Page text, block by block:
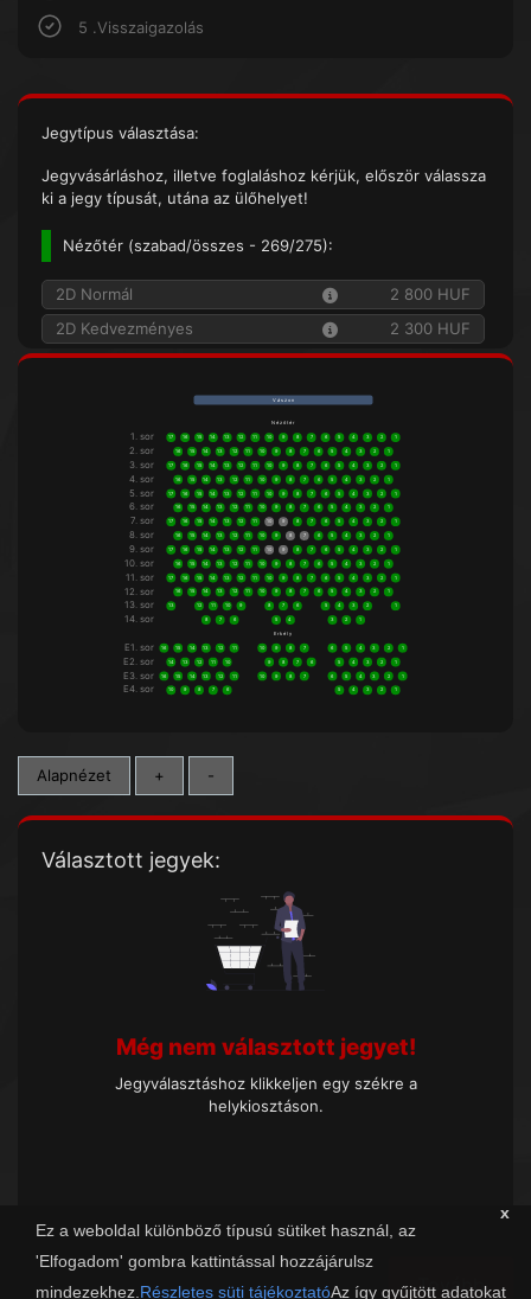
x
Ez a weboldal különböző típusú sütiket használ, az
'Elfogadom' gombra kattintással hozzájárulsz
mindezekhez. Részletes süti tájékoztatóAz így gyűjtött adatokat
5 .Visszaigazolás
Jegytípus választása:
Jegyvásárláshoz, illetve foglaláshoz kérjük, először válassza
ki a jegy típusát, utána az ülőhelyet!
Nézőtér (szabad/összes - 269/275):
2D Normál
2 800 HUF
2D Kedvezményes
2 300 HUF
V á s z o n
1. sor 17 16 15 14 13 12 11 10 9 8 7 6 5 4 3 2 1
2. sor 16 15 14 13 12 11 10 9 8 7 6 5 4 3 2 1
3. sor 17 16 15 14 13 12 11 10 9 8 7 6 5 4 3 2 1
4. sor 16 15 14 13 12 11 10 9 8 7 6 5 4 3 2 1
5. sor 17 16 15 14 13 12 11 10 9 8 7 6 5 4 3 2 1
6. sor 16 15 14 13 12 11 10 9 8 7 6 5 4 3 2 1
7. sor 17 16 15 14 13 12 11 10 9 8 7 6 5 4 3 2 1
8. sor 16 15 14 13 12 11 10 9 8 7 6 5 4 3 2 1
9. sor 17 16 15 14 13 12 11 10 9 8 7 6 5 4 3 2 1
10. sor 16 15 14 13 12 11 10 9 8 7 6 5 4 3 2 1
11. sor 17 16 15 14 13 12 11 10 9 8 7 6 5 4 3 2 1
12. sor 16 15 14 13 12 11 10 9 8 7 6 5 4 3 2 1
13 12 11 10 9 8 7 6 5 4 3 2
13. sor 1
8 7 6 5 4
14. sor 3 2 1
16 15 14 13 12 11 10 9 8 7
E1. sor 6 5 4 3 2 1
14 13 12 11 10 9 8 7 6
E2. sor 5 4 3 2 1
16 15 14 13 12 11 10 9 8 7
E3. sor 6 5 4 3 2 1
10 9 8 7 6
E4. sor 5 4 3 2 1
E r k é l y
N é z ő t é r
Alapnézet + -
Választott jegyek:
Még nem választott jegyet!
Jegyválasztáshoz klikkeljen egy székre a
helykiosztáson.
Tovább